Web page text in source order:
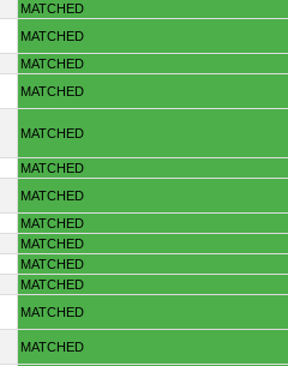
MATCHED
MATCHED
MATCHED
MATCHED
MATCHED
MATCHED
MATCHED
MATCHED
MATCHED
MATCHED
MATCHED
MATCHED
MATCHED